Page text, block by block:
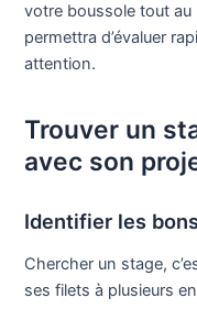
votre boussole tout
permettra d’évaluer
attention.
Trouver un
avec son
Identifier les
Chercher un stage,
ses filets à plusieurs